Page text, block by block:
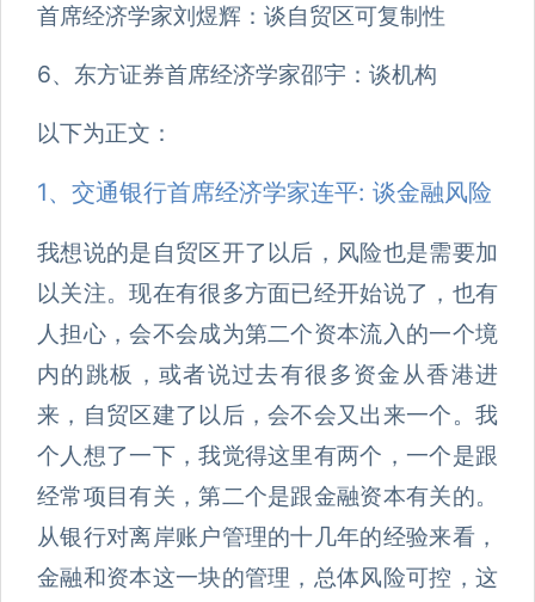
首席经济学家刘煜辉：谈自贸区可复制性
6、东方证券首席经济学家邵宇：谈机构
以下为正文：
1、交通银行首席经济学家连平: 谈金融风险
我想说的是自贸区开了以后，风险也是需要加
以关注。现在有很多方面已经开始说了，也有
人担心，会不会成为第二个资本流入的一个境
内的跳板，或者说过去有很多资金从香港进
来，自贸区建了以后，会不会又出来一个。我
个人想了一下，我觉得这里有两个，一个是跟
经常项目有关，第二个是跟金融资本有关的。
从银行对离岸账户管理的十几年的经验来看，
金融和资本这一块的管理，总体风险可控，这